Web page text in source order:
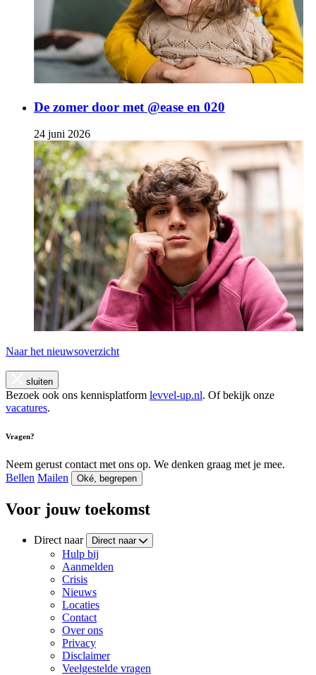
De zomer door met @ease en 020
24 juni 2026
Naar het nieuwsoverzicht
sluiten
Bezoek ook ons kennisplatform levvel-up.nl. Of bekijk onze
vacatures.
Vragen?
Neem gerust contact met ons op. We denken graag met je mee.
Bellen Mailen Oké, begrepen
Voor jouw toekomst
Direct naar Direct naar
Hulp bij
Aanmelden
Crisis
Nieuws
Locaties
Contact
Over ons
Privacy
Disclaimer
Veelgestelde vragen